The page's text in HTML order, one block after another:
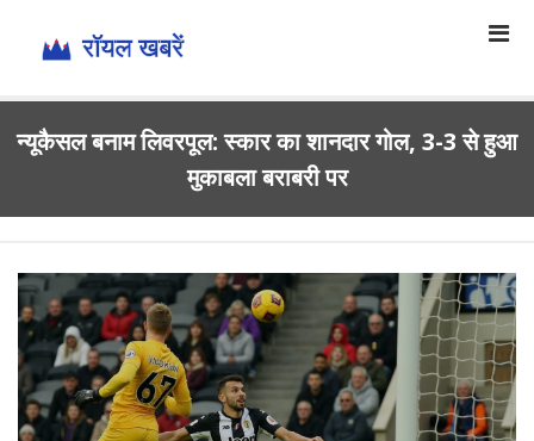
न्यूकैसल बनाम लिवरपूल: स्कार का शानदार गोल, 3-3 से हुआ
मुकाबला बराबरी पर